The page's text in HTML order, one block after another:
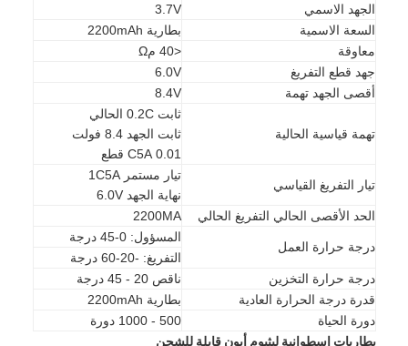
الصفحة الرئيسية
منتجات
معلومات عنا
الجهد الاسمي
3.7V
السعة الاسمية
بطارية 2200mAh
معاوقة
<40 مΩ
جهد قطع التفريغ
6.0V
أقصى الجهد تهمة
8.4V
تهمة قياسية الحالية
ثابت 0.2C الحالي
ثابت الجهد 8.4 فولت
0.01 C5A قطع
تيار التفريغ القياسي
تيار مستمر 1C5A
نهاية الجهد 6.0V
الحد الأقصى الحالي التفريغ الحالي
2200MA
درجة حرارة العمل
المسؤول: 0-45 درجة
التفريغ: -20-60 درجة
درجة حرارة التخزين
ناقص 20 - 45 درجة
قدرة درجة الحرارة العادية
بطارية 2200mAh
دورة الحياة
500 - 1000 دورة
بطاريات اسطوانية ليثيوم أيون قابلة للشحن